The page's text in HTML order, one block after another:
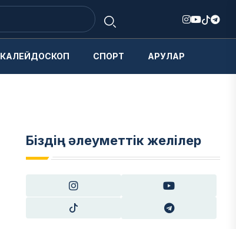
КАЛЕЙДОСКОП СПОРТ АРУЛАР
Біздің әлеуметтік желілер